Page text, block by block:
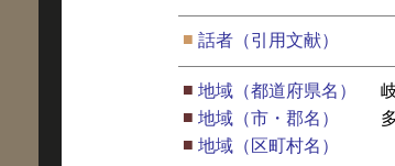
■ 話者（引用文献）
■ 地域（都道府県名）
■ 地域（市・郡名）
■ 地域（区町村名）